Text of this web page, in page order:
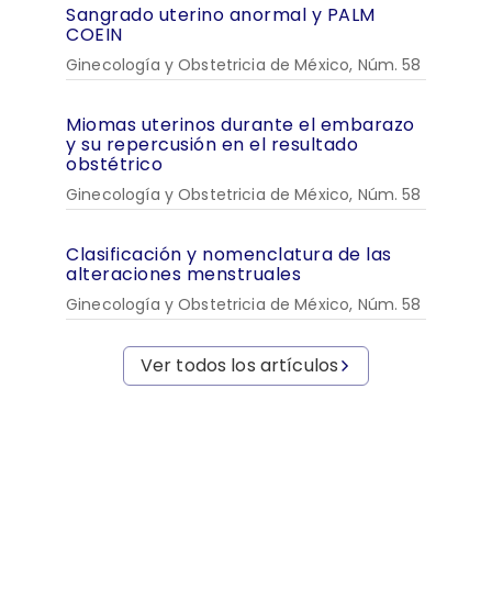
Sangrado uterino anormal y PALM
COEIN
Ginecología y Obstetricia de México, Núm. 58
Miomas uterinos durante el embarazo
y su repercusión en el resultado
obstétrico
Ginecología y Obstetricia de México, Núm. 58
Clasificación y nomenclatura de las
alteraciones menstruales
Ginecología y Obstetricia de México, Núm. 58
Ver todos los artículos